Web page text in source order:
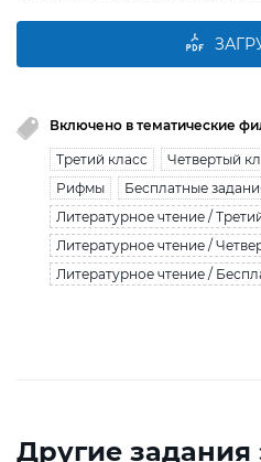
Включено в тематические
Третий класс Четвертый
Рифмы
Бесплатные
Литературное чтение /
Литературное чтение /
Литературное чтение /
Другие задания